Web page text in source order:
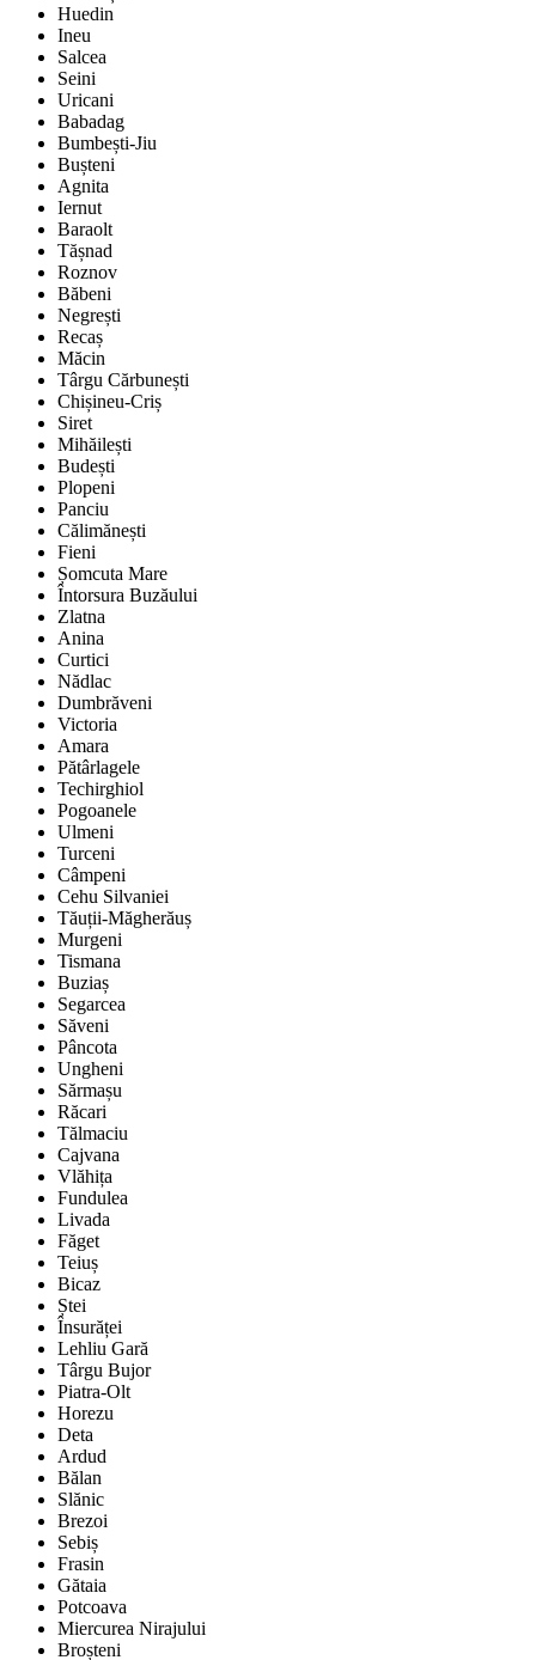
Huedin
Ineu
Salcea
Seini
Uricani
Babadag
Bumbești-Jiu
Bușteni
Agnita
Iernut
Baraolt
Tășnad
Roznov
Băbeni
Negrești
Recaș
Măcin
Târgu Cărbunești
Chișineu-Criș
Siret
Mihăilești
Budești
Plopeni
Panciu
Călimănești
Fieni
Șomcuta Mare
Întorsura Buzăului
Zlatna
Anina
Curtici
Nădlac
Dumbrăveni
Victoria
Amara
Pătârlagele
Techirghiol
Pogoanele
Ulmeni
Turceni
Câmpeni
Cehu Silvaniei
Tăuții-Măgherăuș
Murgeni
Tismana
Buziaș
Segarcea
Săveni
Pâncota
Ungheni
Sărmașu
Răcari
Tălmaciu
Cajvana
Vlăhița
Fundulea
Livada
Făget
Teiuș
Bicaz
Ștei
Însurăței
Lehliu Gară
Târgu Bujor
Piatra-Olt
Horezu
Deta
Ardud
Bălan
Slănic
Brezoi
Sebiș
Frasin
Gătaia
Potcoava
Miercurea Nirajului
Broșteni